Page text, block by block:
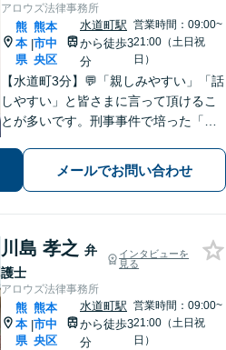
アロウズ法律事務所
熊
本
県
|
熊本
市中
央区
水道町駅
から徒歩3
分
営業時間：09:00~
21:00（土日祝
日）
【水道町3分】💬「親しみやすい」「話
しやすい」と皆さまに言って頂けるこ
とが多いです。刑事事件で培った「交
れるのが最大の強み◎【刑事事件／警
察に呼び出されている方▶︎電話相談0
メールでお問い合わせ
川島 孝之 弁
護士
インタビューを
見る
アロウズ法律事務所
熊
本
県
|
熊本
市中
央区
水道町駅
から徒歩3
分
営業時間：09:00~
21:00（土日祝
日）